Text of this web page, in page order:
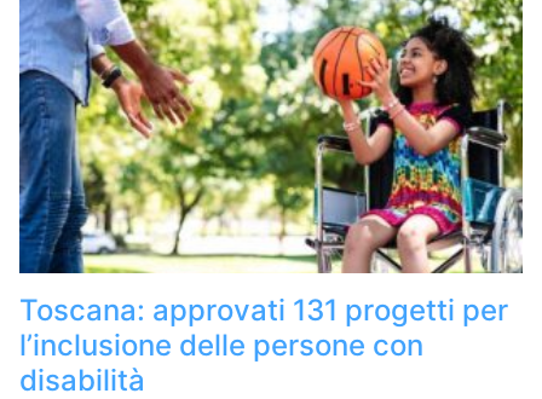
Toscana: approvati 131 progetti per
l’inclusione delle persone con
disabilità